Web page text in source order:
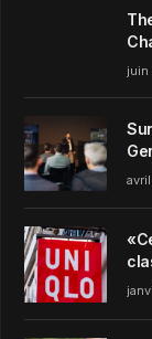
juin